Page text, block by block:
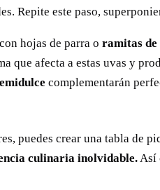
Repite este paso,
hojas de parra o ramitas
que afecta a estas uvas y
complementarán
puedes crear una tabla de
culinaria inolvidable.Así